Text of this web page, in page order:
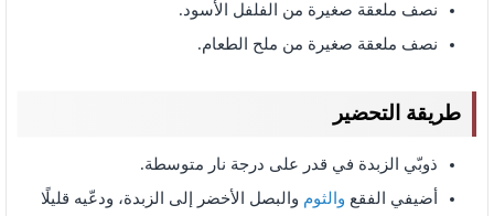
نصف ملعقة صغيرة من الفلفل الأسود.
نصف ملعقة صغيرة من ملح الطعام.
طريقة التحضير
ذوبّي الزبدة في قدر على درجة نار متوسطة.
أضيفي الفقع والثوم والبصل الأخضر إلى الزبدة، ودعّيه قليلًا